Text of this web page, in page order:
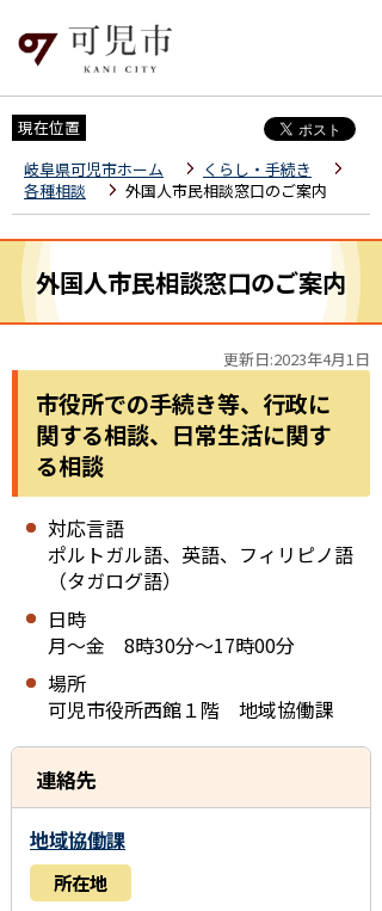
現在位置
岐阜県可児市ホーム
くらし・手続き
各種相談
外国人市民相談窓口のご案内
外国人市民相談窓口のご案内
更新日:2023年4月1日
市役所での手続き等、行政に
関する相談、日常生活に関す
る相談
対応言語
ポルトガル語、英語、フィリピノ語
（タガログ語）
日時
月～金 8時30分～17時00分
場所
可児市役所西館１階 地域協働課
連絡先
地域協働課
所在地